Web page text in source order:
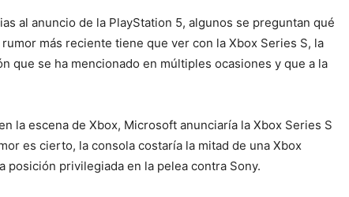
al anuncio de la PlayStation 5, algunos se preguntan qué
más reciente tiene que ver con la Xbox Series S, la
que se ha mencionado en múltiples ocasiones y que a la
la escena de Xbox, Microsoft anunciaría la Xbox Series S
es cierto, la consola costaría la mitad de una Xbox
posición privilegiada en la pelea contra Sony.